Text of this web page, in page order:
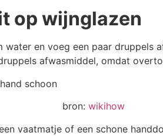
op wijnglazen
water en voeg een paar druppels
afwasmiddel, omdat
bron: wikihow
vaatmatje of een schone